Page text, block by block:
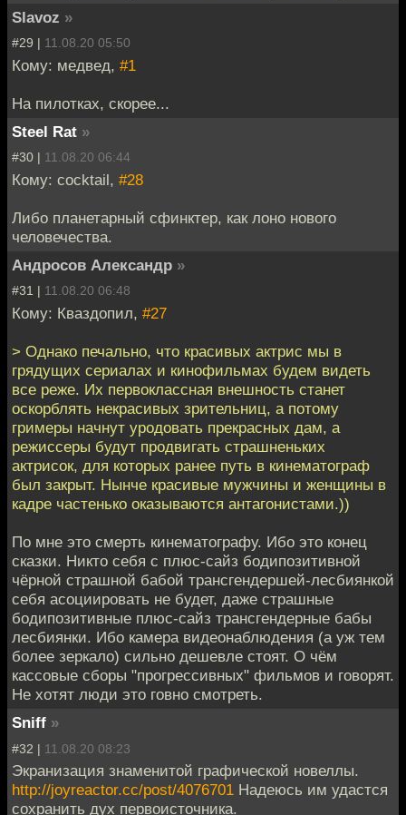
Slavoz »
#29 | 11.08.20 05:50
Кому: медвед, #1
На пилотках, скорее...
Steel Rat »
#30 | 11.08.20 06:44
Кому: cocktail, #28
Либо планетарный сфинктер, как лоно нового
человечества.
Андросов Александр »
#31 | 11.08.20 06:48
Кому: Кваздопил, #27
> Однако печально, что красивых актрис мы в
грядущих сериалах и кинофильмах будем видеть
все реже. Их первоклассная внешность станет
оскорблять некрасивых зрительниц, а потому
гримеры начнут уродовать прекрасных дам, а
режиссеры будут продвигать страшненьких
актрисок, для которых ранее путь в кинематограф
был закрыт. Нынче красивые мужчины и женщины в
кадре частенько оказываются антагонистами.))
По мне это смерть кинематографу. Ибо это конец
сказки. Никто себя с плюс-сайз бодипозитивной
чёрной страшной бабой трансгендершей-лесбиянкой
себя асоциировать не будет, даже страшные
бодипозитивные плюс-сайз трансгендерные бабы
лесбиянки. Ибо камера видеонаблюдения (а уж тем
более зеркало) сильно дешевле стоят. О чём
кассовые сборы "прогрессивных" фильмов и говорят.
Не хотят люди это говно смотреть.
Sniff »
#32 | 11.08.20 08:23
Экранизация знаменитой графической новеллы.
http://joyreactor.cc/post/4076701 Надеюсь им удастся
сохранить дух первоисточника.